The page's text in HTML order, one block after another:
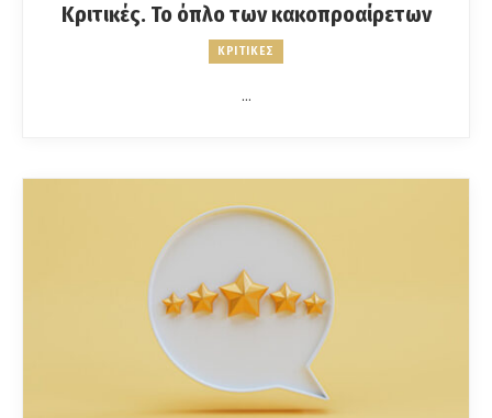
Κριτικές. Το όπλο των κακοπροαίρετων
ΚΡΙΤΙΚΕΣ
…